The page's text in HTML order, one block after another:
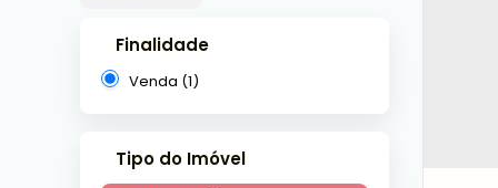
Finalidade
Venda (1)
Tipo do Imóvel